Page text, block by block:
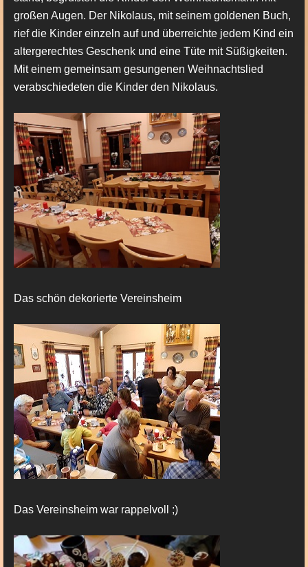
großen Augen. Der Nikolaus, mit seinem goldenen Buch,
rief die Kinder einzeln auf und überreichte jedem Kind ein
altergerechtes Geschenk und eine Tüte mit Süßigkeiten.
Mit einem gemeinsam gesungenen Weihnachtslied
verabschiedeten die Kinder den Nikolaus.
Das schön dekorierte Vereinsheim
Das Vereinsheim war rappelvoll ;)